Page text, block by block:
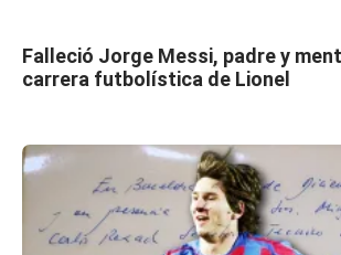
Falleció Jorge Messi, padre y
carrera futbolística de Lionel